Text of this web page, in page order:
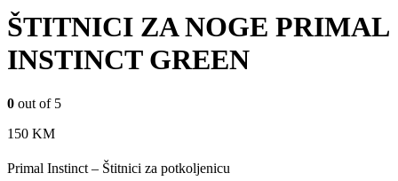
ŠTITNICI ZA NOGE PRIMAL
INSTINCT GREEN
0 out of 5
150 KM
Primal Instinct – Štitnici za potkoljenicu